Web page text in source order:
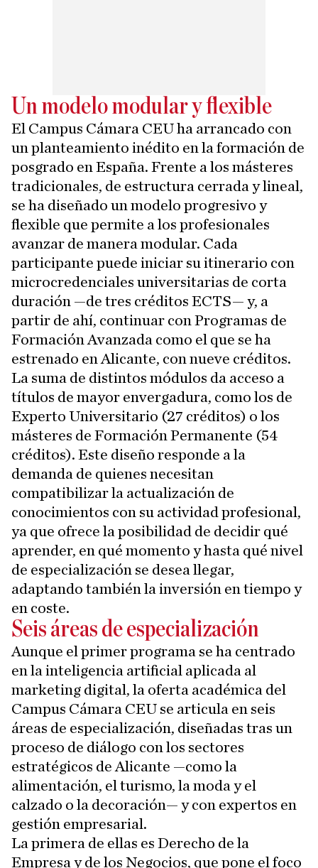
Un modelo modular y flexible
El Campus Cámara CEU ha arrancado con
un planteamiento inédito en la formación de
posgrado en España. Frente a los másteres
tradicionales, de estructura cerrada y lineal,
se ha diseñado un modelo progresivo y
flexible que permite a los profesionales
avanzar de manera modular. Cada
participante puede iniciar su itinerario con
microcredenciales universitarias de corta
duración —de tres créditos ECTS— y, a
partir de ahí, continuar con Programas de
Formación Avanzada como el que se ha
estrenado en Alicante, con nueve créditos.
La suma de distintos módulos da acceso a
títulos de mayor envergadura, como los de
Experto Universitario (27 créditos) o los
másteres de Formación Permanente (54
créditos). Este diseño responde a la
demanda de quienes necesitan
compatibilizar la actualización de
conocimientos con su actividad profesional,
ya que ofrece la posibilidad de decidir qué
aprender, en qué momento y hasta qué nivel
de especialización se desea llegar,
adaptando también la inversión en tiempo y
en coste.
Seis áreas de especialización
Aunque el primer programa se ha centrado
en la inteligencia artificial aplicada al
marketing digital, la oferta académica del
Campus Cámara CEU se articula en seis
áreas de especialización, diseñadas tras un
proceso de diálogo con los sectores
estratégicos de Alicante —como la
alimentación, el turismo, la moda y el
calzado o la decoración— y con expertos en
gestión empresarial.
La primera de ellas es Derecho de la
Empresa y de los Negocios, que pone el foco